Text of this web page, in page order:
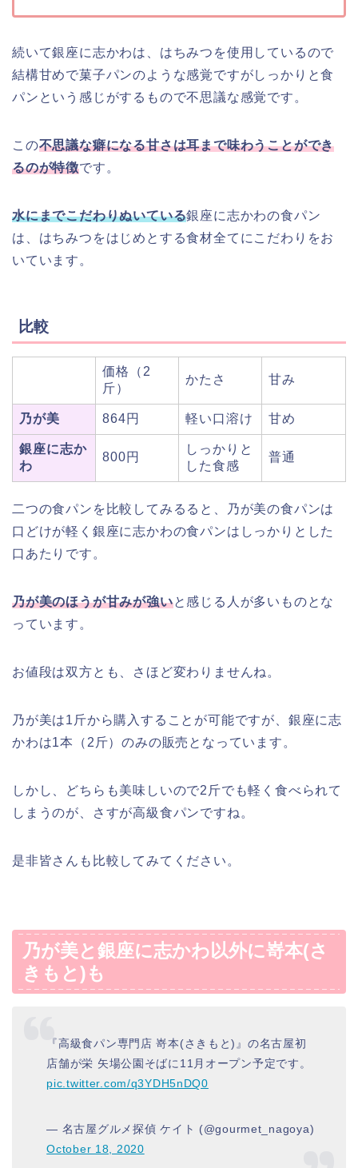
続いて銀座に志かわは、はちみつを使用しているので
結構甘めで菓子パンのような感覚ですがしっかりと食
パンという感じがするもので不思議な感覚です。
この不思議な癖になる甘さは耳まで味わうことができ
るのが特徴です。
水にまでこだわりぬいている銀座に志かわの食パン
は、はちみつをはじめとする食材全てにこだわりをお
いています。
比較
価格（2
斤）
かたさ 甘み
乃が美 864円 軽い口溶け 甘め
銀座に志か
わ
800円
しっかりと
した食感
普通
二つの食パンを比較してみるると、乃が美の食パンは
口どけが軽く銀座に志かわの食パンはしっかりとした
口あたりです。
乃が美のほうが甘みが強いと感じる人が多いものとな
っています。
お値段は双方とも、さほど変わりませんね。
乃が美は1斤から購入することが可能ですが、銀座に志
かわは1本（2斤）のみの販売となっています。
しかし、どちらも美味しいので2斤でも軽く食べられて
しまうのが、さすが高級食パンですね。
是非皆さんも比較してみてください。
乃が美と銀座に志かわ以外に嵜本(さ
きもと)も
『高級食パン専門店 嵜本(さきもと)』の名古屋初
店舗が栄 矢場公園そばに11月オープン予定です。
pic.twitter.com/q3YDH5nDQ0
— 名古屋グルメ探偵 ケイト (@gourmet_nagoya)
October 18, 2020